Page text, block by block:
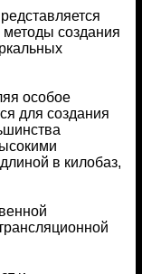
методы создания
особое
для создания
в килобаз,